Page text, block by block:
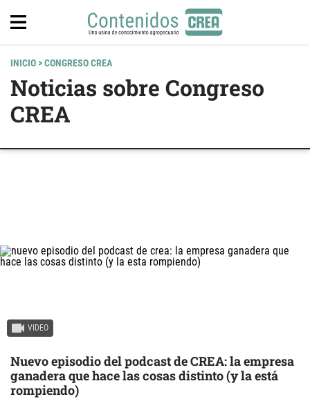
INICIO> CONGRESO CREA
Noticias sobre Congreso
CREA
VIDEO
Nuevo episodio del podcast de CREA: la empresa
ganadera que hace las cosas distinto (y la está
rompiendo)